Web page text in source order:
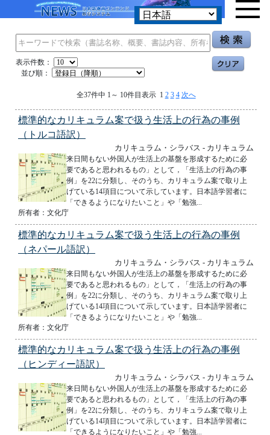
表示件数：
並び順：
全37件中 1～ 10件目表示 1 2 3 4 次へ
標準的なカリキュラム案で扱う生活上の行為の事例
（トルコ語訳）
カリキュラム・シラバス - カリキュラム
来日間もない外国人が生活上の基盤を形成するために必
要であると思われるもの」として，「生活上の行為の事
例」を22に分類し、そのうち、カリキュラム案で取り上
げている14項目について示しています。日本語学習者に
「できるようになりたいこと」や「勉強...
所有者：文化庁
標準的なカリキュラム案で扱う生活上の行為の事例
（ネパール語訳）
カリキュラム・シラバス - カリキュラム
来日間もない外国人が生活上の基盤を形成するために必
要であると思われるもの」として，「生活上の行為の事
例」を22に分類し、そのうち、カリキュラム案で取り上
げている14項目について示しています。日本語学習者に
「できるようになりたいこと」や「勉強...
所有者：文化庁
標準的なカリキュラム案で扱う生活上の行為の事例
（ヒンディー語訳）
カリキュラム・シラバス - カリキュラム
来日間もない外国人が生活上の基盤を形成するために必
要であると思われるもの」として，「生活上の行為の事
例」を22に分類し、そのうち、カリキュラム案で取り上
げている14項目について示しています。日本語学習者に
「できるようになりたいこと」や「勉強...